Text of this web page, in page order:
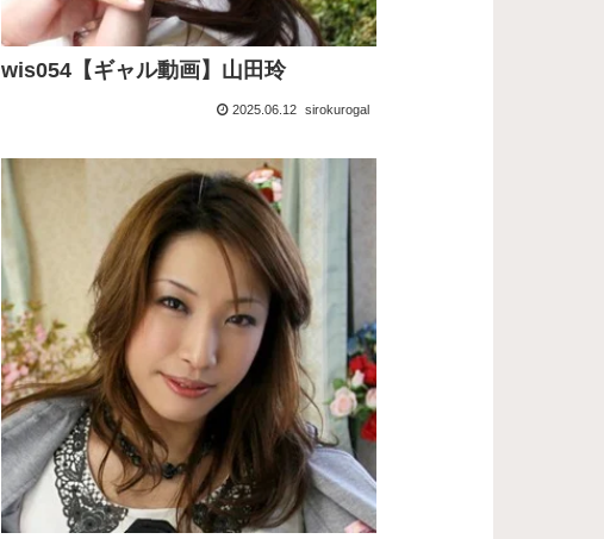
wis054【ギャル動画】山田玲
2025.06.12 sirokurogal